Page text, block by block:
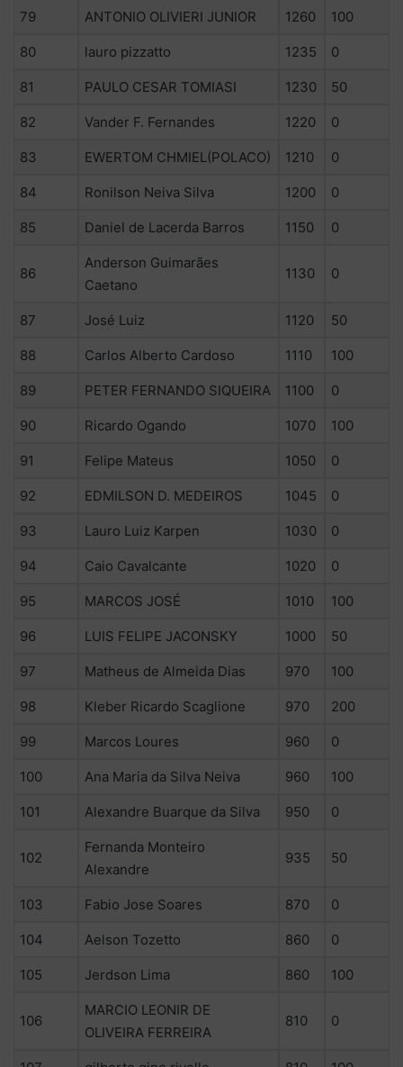
79 ANTONIO OLIVIERI JUNIOR 1260 100
80 lauro pizzatto 1235 0
81 PAULO CESAR TOMIASI 1230 50
82 Vander F. Fernandes 1220 0
83 EWERTOM CHMIEL(POLACO) 1210 0
84 Ronilson Neiva Silva 1200 0
85 Daniel de Lacerda Barros 1150 0
86
Anderson Guimarães
Caetano
1130 0
87 José Luiz 1120 50
88 Carlos Alberto Cardoso 1110 100
89 PETER FERNANDO SIQUEIRA 1100 0
90 Ricardo Ogando 1070 100
91 Felipe Mateus 1050 0
92 EDMILSON D. MEDEIROS 1045 0
93 Lauro Luiz Karpen 1030 0
94 Caio Cavalcante 1020 0
95 MARCOS JOSÉ 1010 100
96 LUIS FELIPE JACONSKY 1000 50
97 Matheus de Almeida Dias 970 100
98 Kleber Ricardo Scaglione 970 200
99 Marcos Loures 960 0
100 Ana Maria da Silva Neiva 960 100
101 Alexandre Buarque da Silva 950 0
102
Fernanda Monteiro
Alexandre
935 50
103 Fabio Jose Soares 870 0
104 Aelson Tozetto 860 0
105 Jerdson Lima 860 100
106
MARCIO LEONIR DE
OLIVEIRA FERREIRA
810 0